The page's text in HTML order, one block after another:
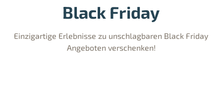
Black Friday
Einzigartige Erlebnisse zu unschlagbaren Black Friday
Angeboten verschenken!